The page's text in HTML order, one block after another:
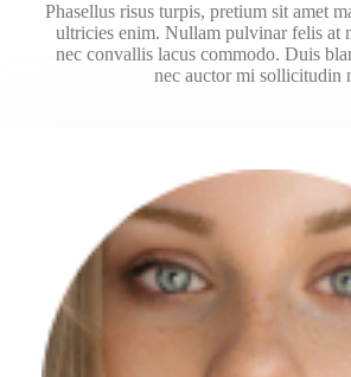
Phasellus risus turpis, pretium sit amet
ultricies enim. Nullam pulvinar felis at
nec convallis lacus commodo. Duis
nec auctor mi sollicitudin